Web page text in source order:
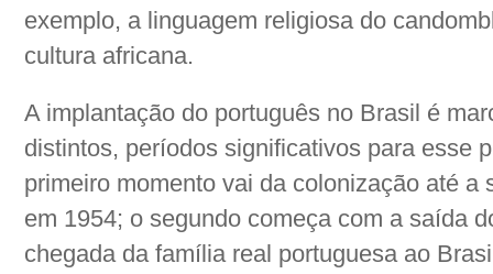
exemplo, a linguagem religiosa do
cultura africana.
A implantação do português no Brasil é
distintos, períodos significativos para esse
primeiro momento vai da colonização até
em 1954; o segundo começa com a saída
chegada da família real portuguesa ao